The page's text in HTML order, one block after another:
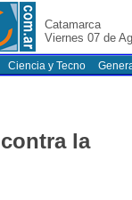
Catamarca
Viernes 07 de
Ciencia y Tecno
la